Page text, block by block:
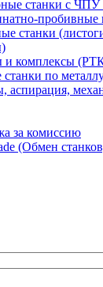
станки с ЧПУ
пробивные
станки
и комплексы
станки по
аспирация,
за комиссию
(Обмен